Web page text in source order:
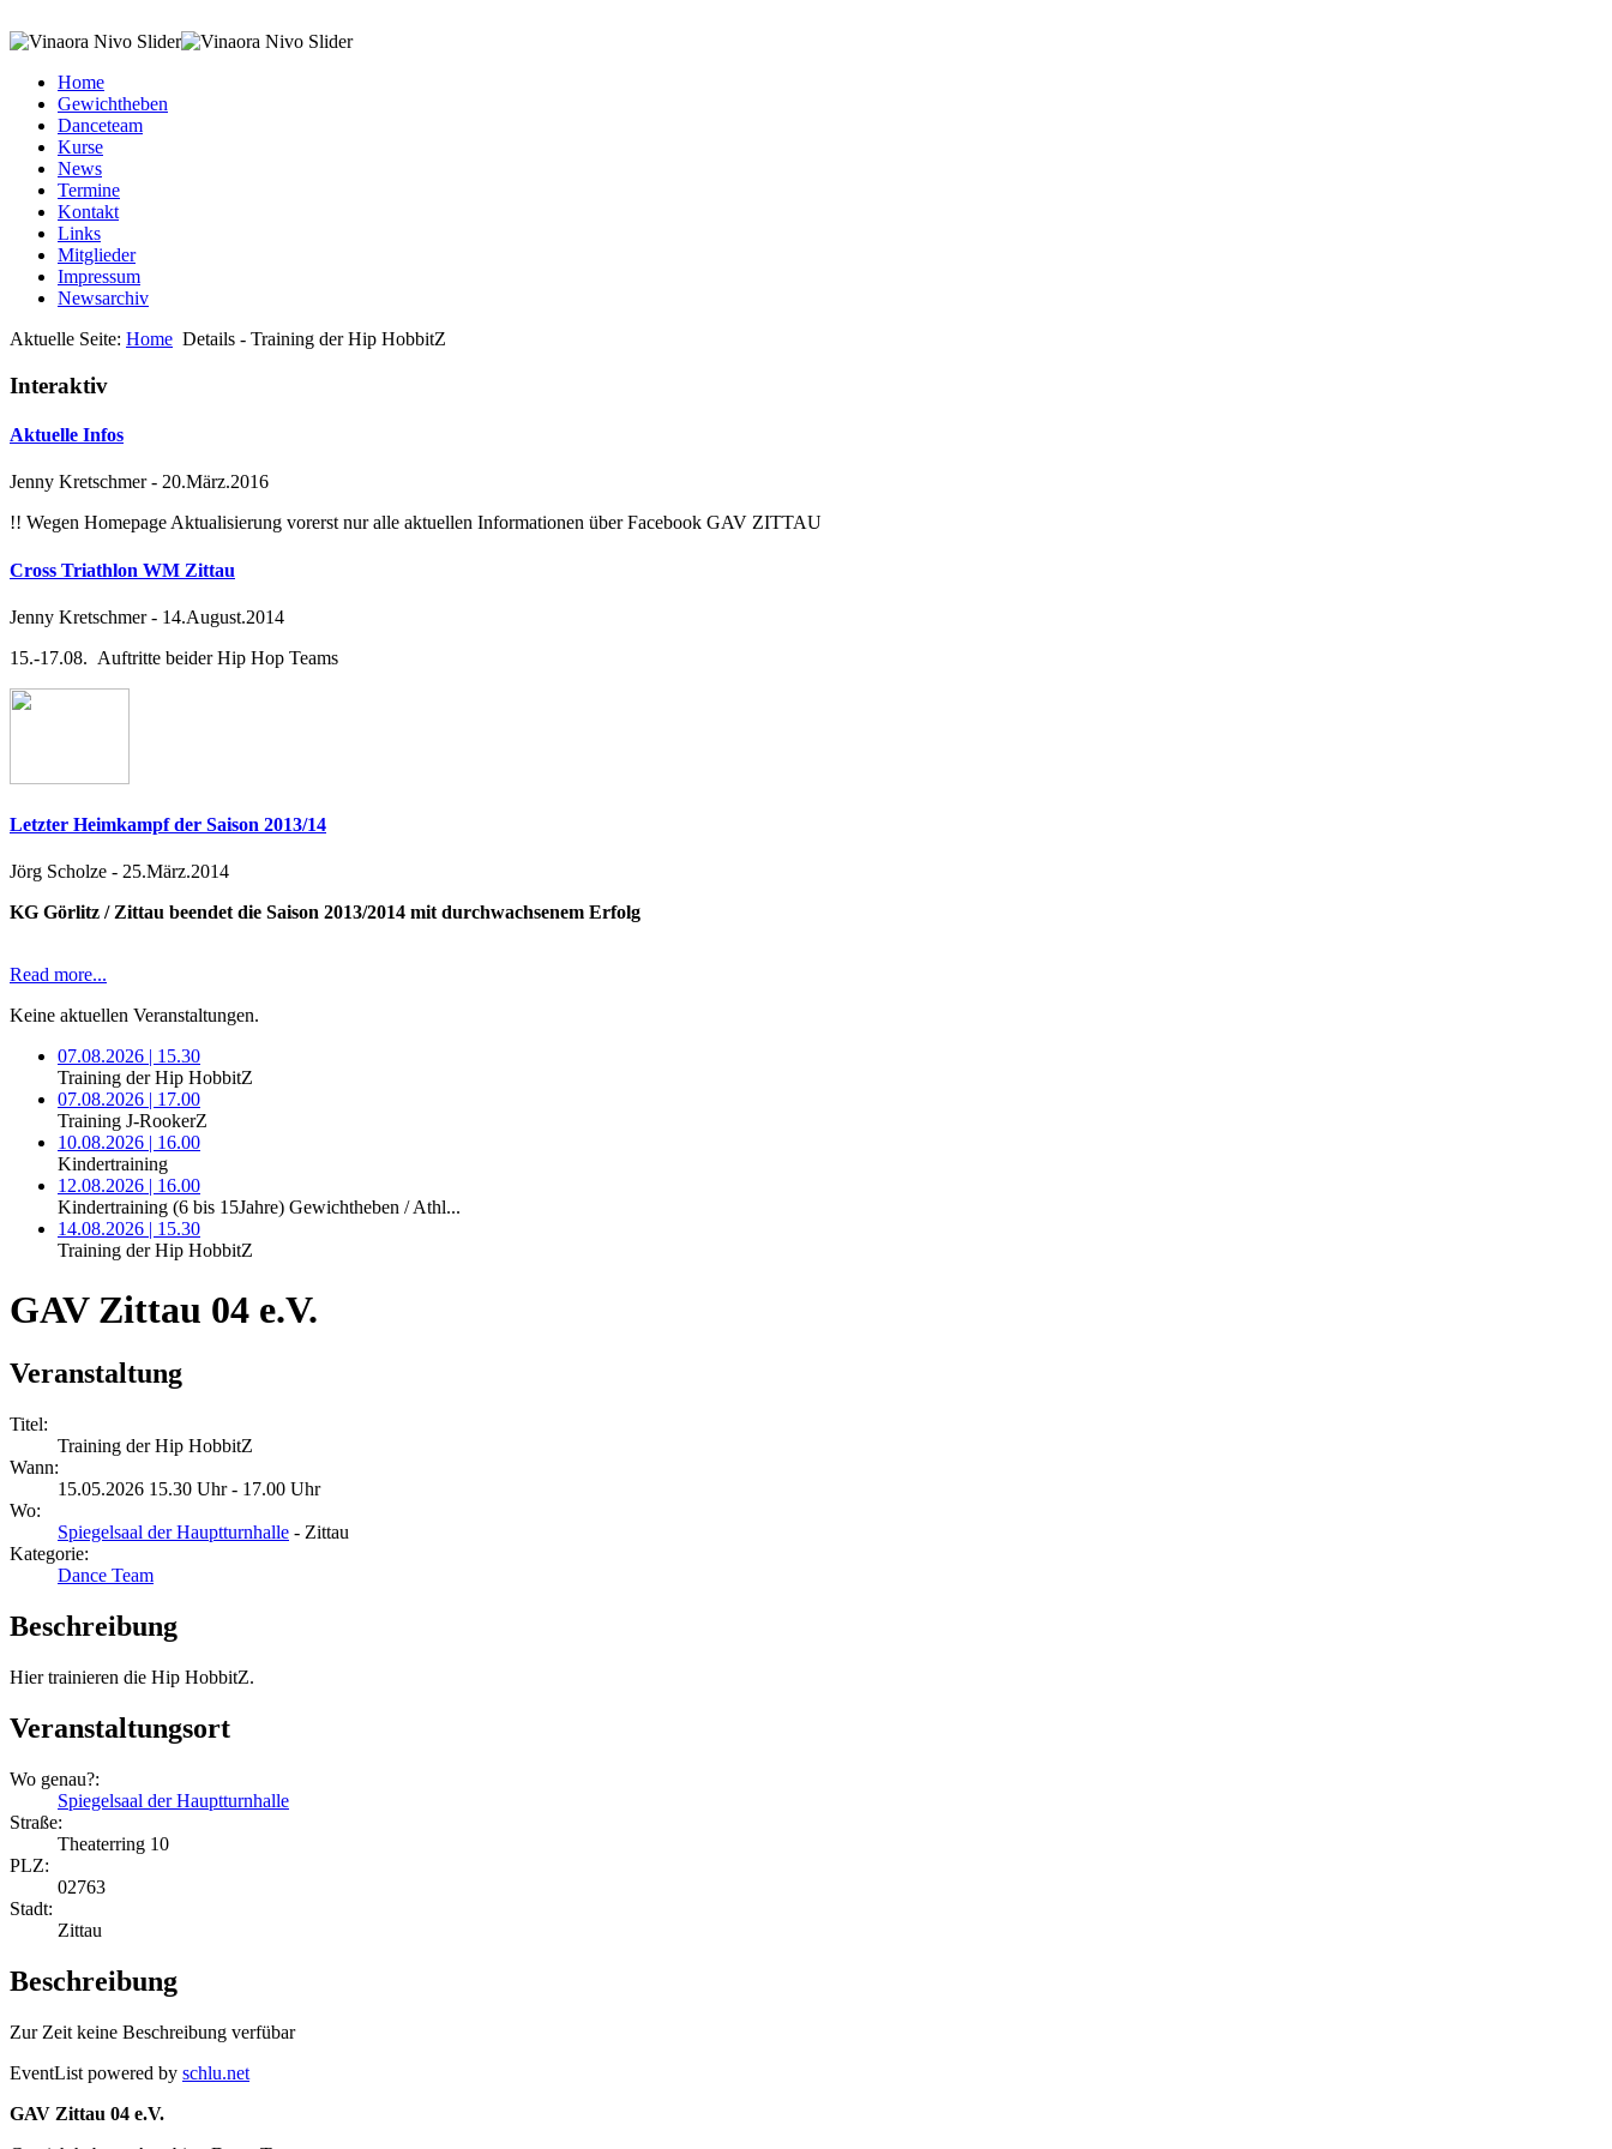
Home
Gewichtheben
Danceteam
Kurse
News
Termine
Kontakt
Links
Mitglieder
Impressum
Newsarchiv
Aktuelle Seite: Home Details - Training der Hip HobbitZ
Interaktiv
Aktuelle Infos
Jenny Kretschmer- 20.März.2016
!! Wegen Homepage Aktualisierung vorerst nur alle aktuellen Informationen über Facebook GAV ZITTAU
Cross Triathlon WM Zittau
Jenny Kretschmer- 14.August.2014
15.-17.08. Auftritte beider Hip Hop Teams
Letzter Heimkampf der Saison 2013/14
Jörg Scholze - 25.März.2014
KG Görlitz / Zittau beendet die Saison 2013/2014 mit durchwachsenem Erfolg
Read more...
Keine aktuellen Veranstaltungen.
07.08.2026 | 15.30
Training der Hip HobbitZ
07.08.2026 | 17.00
Training J-RookerZ
10.08.2026 | 16.00
Kindertraining
12.08.2026 | 16.00
Kindertraining (6 bis 15Jahre) Gewichtheben / Athl...
14.08.2026 | 15.30
Training der Hip HobbitZ
GAV Zittau 04 e.V.
Veranstaltung
Titel:
Training der Hip HobbitZ
Wann:
15.05.2026 15.30 Uhr - 17.00 Uhr
Wo:
Spiegelsaal der Hauptturnhalle - Zittau
Kategorie:
Dance Team
Beschreibung
Hier trainieren die Hip HobbitZ.
Veranstaltungsort
Wo genau?:
Spiegelsaal der Hauptturnhalle
Straße:
Theaterring 10
PLZ:
02763
Stadt:
Zittau
Beschreibung
Zur Zeit keine Beschreibung verfübar
EventList powered by schlu.net
GAV Zittau 04 e.V.